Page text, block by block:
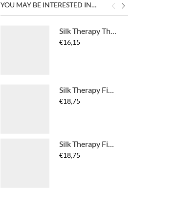
YOU MAY BE INTERESTED IN…
Silk Therapy Thermal Shield
€16,15
Silk Therapy Finishing Spray Firm Hold
€18,75
Silk Therapy Finishing Spray Natural Hold
€18,75